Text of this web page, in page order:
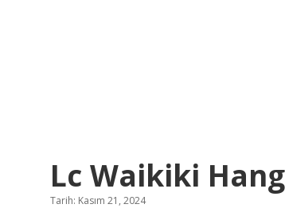
Lc Waikiki
Tarih: Kasım 21, 2024